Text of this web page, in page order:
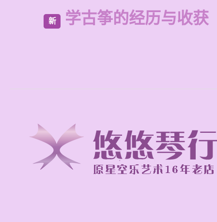
新 学古筝的经历与收获